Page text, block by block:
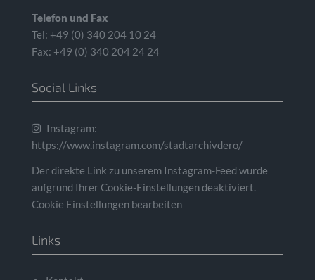
Telefon und Fax
Tel: +49 (0) 340 204 10 24
Fax: +49 (0) 340 204 24 24
Social Links
Instagram:
https://www.instagram.com/stadtarchivdero/
Der direkte Link zu unserem Instagram-Feed wurde
aufgrund Ihrer Cookie-Einstellungen deaktiviert.
Cookie Einstellungen bearbeiten
Links